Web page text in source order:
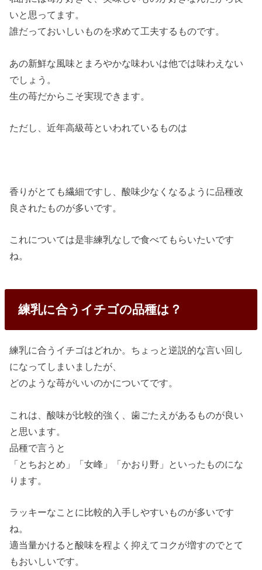
いと思ってます。
誰だっておいしいものを求めて工夫するものです。
あの新鮮な風味とまろやかな味わいは他では味わえない
でしょう。
生の苺だからこそ実現できます。
ただし、近年高級苺といわれているものは
香りがとても繊細ですし、酸味少なくなるように品種改
良されたものが多いです。
これについては是非練乳なしで食べてもらいたいです
ね。
練乳に合うイチゴの品種は？
練乳に合うイチゴはどれか。ちょっと逆説的な言い回し
になってしまいましたが、
どのような苺がいいのかについてです。
これは、酸味が比較的強く、歯ごたえがあるものが良い
と思います。
品種で言うと
「とちおとめ」「女峰」「かおり野」といったものにな
ります。
ラッキーなことに比較的入手しやすいものが多いです
ね。
適当量かけると酸味を程よく抑えてコクが増すのでとて
もおいしいです。